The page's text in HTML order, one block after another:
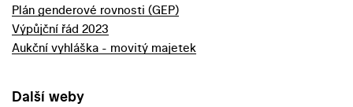
Plán genderové rovnosti (GEP)
Výpůjční řád 2023
Aukční vyhláška - movitý majetek
Další weby